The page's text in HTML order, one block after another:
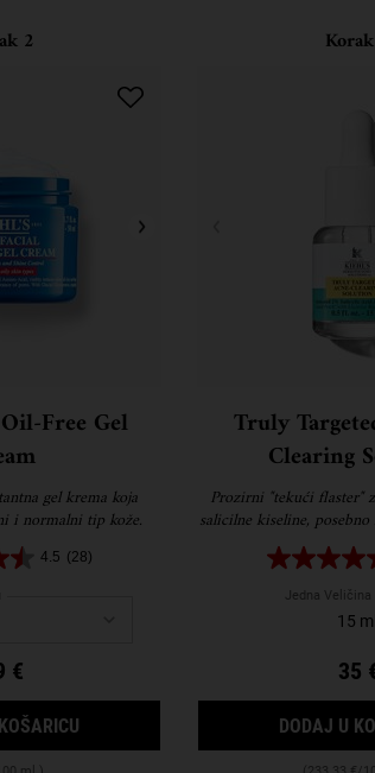
FACE WASH
2
Free Gel
gel krema koja
i normalni tip kože.
4.5 (28)
€
ULTRA FACIAL OIL-FREE GEL CREAM
Truly
Clearing
Prozirni "tekući flaster"
salicilne kiseline,
smanjenje veličine,
Jedna
15 ml
35
DODAJ U